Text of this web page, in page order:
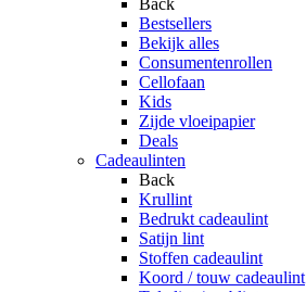
Back
Bestsellers
Bekijk alles
Consumentenrollen
Cellofaan
Kids
Zijde vloeipapier
Deals
Cadeaulinten
Back
Krullint
Bedrukt cadeaulint
Satijn lint
Stoffen cadeaulint
Koord / touw cadeaulint